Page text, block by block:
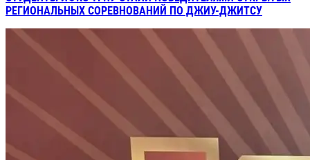
РЕГИОНАЛЬНЫХ СОРЕВНОВАНИЙ ПО ДЖИУ-ДЖИТСУ